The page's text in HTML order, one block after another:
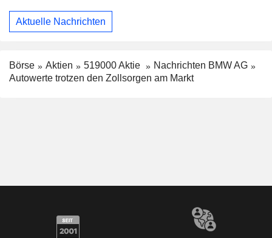
Aktuelle Nachrichten
Börse Aktien 519000 Aktie
Nachrichten BMW AG
Autowerte trotzen den Zollsorgen am Markt